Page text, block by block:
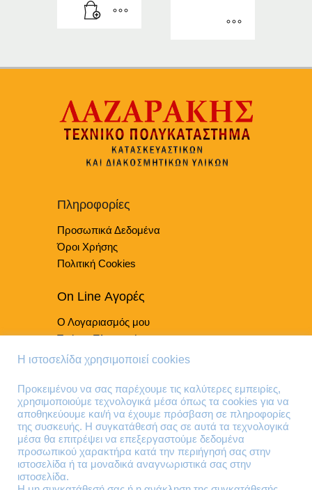
through
πολλαπλές
παραλλαγές.
Οι
επιλογές
μπορούν
Πληροφορίες
Προσωπικά Δεδομένα
Όροι Χρήσης
Πολιτική Cookies
On Line Αγορές
Ο Λογαριασμός μου
Τρόποι Πληρωμής
Τρόποι Παράδοσης
Τηλέφωνα Επικοινωνίας
210 41 13 636
210 41 13 280
Διεύθυνση
Η ιστοσελίδα χρησιμοποιεί cookies
Προκειμένου να σας παρέχουμε τις καλύτερες εμπειρίες,
χρησιμοποιούμε τεχνολογικά μέσα όπως τα cookies για να
αποθηκεύουμε και/ή να έχουμε πρόσβαση σε πληροφορίες
της συσκευής. Η συγκατάθεσή σας σε αυτά τα τεχνολογικά
μέσα θα επιτρέψει να επεξεργαστούμε δεδομένα
προσωπικού χαρακτήρα κατά την περιήγησή σας στην
ιστοσελίδα ή τα μοναδικά αναγνωριστικά σας στην
ιστοσελίδα.